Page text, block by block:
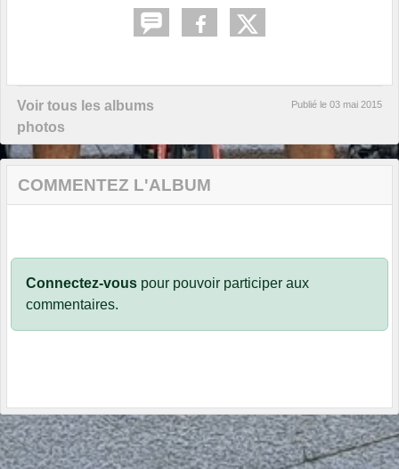
Voir tous les albums
photos
Publié le 03 mai 2015
COMMENTEZ L'ALBUM
Connectez-vous pour pouvoir participer aux
commentaires.